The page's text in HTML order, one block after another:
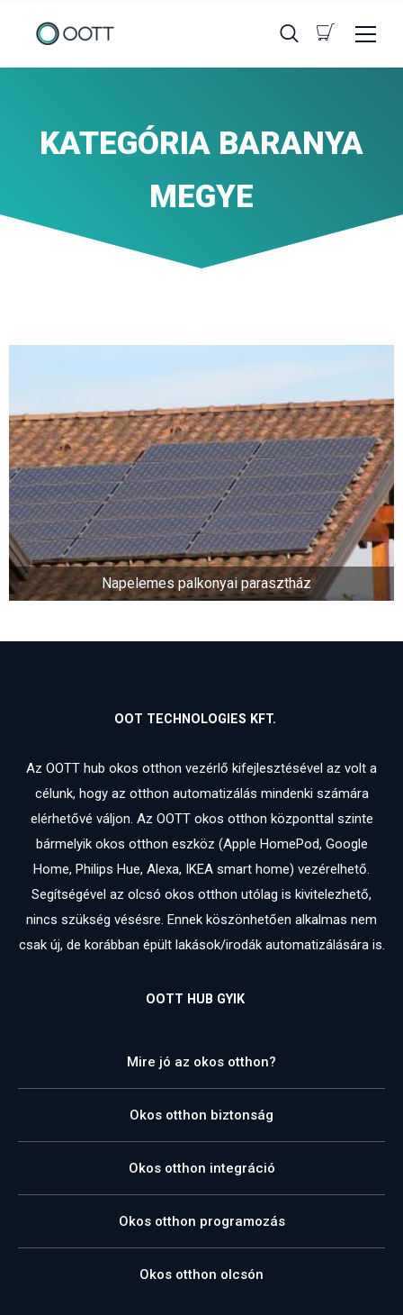
KATEGÓRIA BARANYA
MEGYE
Napelemes palkonyai parasztház
OOT TECHNOLOGIES KFT.
Az OOTT hub okos otthon vezérlő kifejlesztésével az volt a
célunk, hogy az otthon automatizálás mindenki számára
elérhetővé váljon. Az OOTT okos otthon központtal szinte
bármelyik okos otthon eszköz (Apple HomePod, Google
Home, Philips Hue, Alexa, IKEA smart home) vezérelhető.
Segítségével az olcsó okos otthon utólag is kivitelezhető,
nincs szükség vésésre. Ennek köszönhetően alkalmas nem
csak új, de korábban épült lakások/irodák automatizálására is.
OOTT HUB GYIK
Mire jó az okos otthon?
Okos otthon biztonság
Okos otthon integráció
Okos otthon programozás
Okos otthon olcsón